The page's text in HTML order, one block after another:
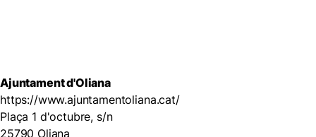
Ajuntament d'Oliana
https://www.ajuntamentoliana.cat/
Plaça 1 d'octubre, s/n
25790 Oliana